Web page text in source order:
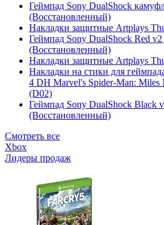
Геймпад Sony DualShock
(Восстановленный)
Накладки защитные Artplays
Геймпад Sony DualShock Red
(Восстановленный)
Накладки защитные Artplays
Накладки на стики для
4 DH Marvel's Spider-Man:
(D02)
Геймпад Sony DualShock Black
(Восстановленный)
Смотреть все
Xbox
Лидеры продаж